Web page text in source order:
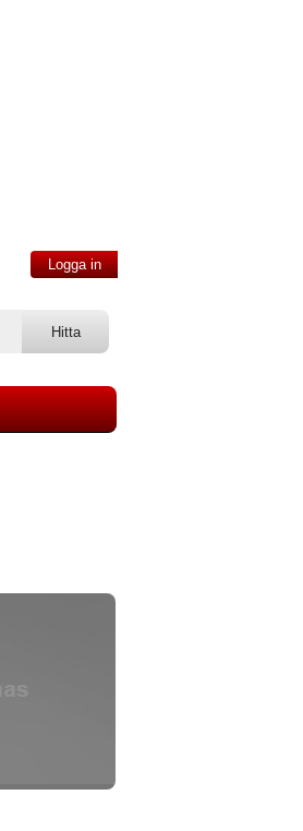
Logga in